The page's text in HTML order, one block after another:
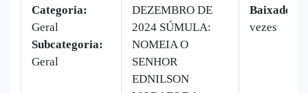
Categoria:
Geral
Subcategoria:
Geral
DEZEMBRO DE
2024 SÚMULA:
NOMEIA O
SENHOR
EDNILSON
Baixado:
vezes